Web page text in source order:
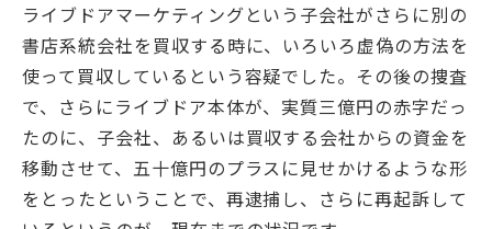
ライブドアマーケティングという子会社がさらに別の
書店系統会社を買収する時に、いろいろ虚偽の方法を
使って買収しているという容疑でした。その後の捜査
で、さらにライブドア本体が、実質三億円の赤字だっ
たのに、子会社、あるいは買収する会社からの資金を
移動させて、五十億円のプラスに見せかけるような形
をとったということで、再逮捕し、さらに再起訴して